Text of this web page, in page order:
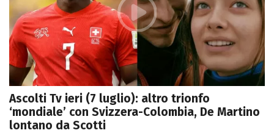
Ascolti Tv ieri (7 luglio): altro trionfo
‘mondiale’ con Svizzera-Colombia, De Martino
lontano da Scotti